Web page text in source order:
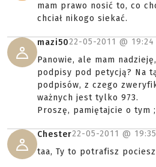
mam prawo nosić to, co
chciał nikogo siekać.
mazi5022-05-2011 @ 19:24
Panowie, ale mam
podpisy pod petycją? Na
podpisów, z czego
ważnych jest tylko 973.
Proszę, pamiętajcie o tym
Chester22-05-2011 @ 19:35
taa, Ty to potrafisz